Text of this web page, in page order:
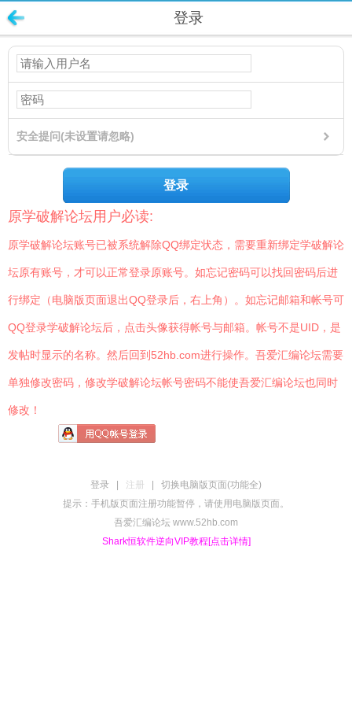
登录
安全提问(未设置请忽略)
登录
原学破解论坛用户必读:
原学破解论坛账号已被系统解除QQ绑定状态，需要重新绑定学破解论
坛原有账号，才可以正常登录原账号。如忘记密码可以找回密码后进
行绑定（电脑版页面退出QQ登录后，右上角）。如忘记邮箱和帐号可
QQ登录学破解论坛后，点击头像获得帐号与邮箱。帐号不是UID，是
发帖时显示的名称。然后回到52hb.com进行操作。吾爱汇编论坛需要
单独修改密码，修改学破解论坛帐号密码不能使吾爱汇编论坛也同时
修改！
登录 注册
切换电脑版页面(功能全)
提示：手机版页面注册功能暂停，请使用电脑版页面。
吾爱汇编论坛 www.52hb.com
Shark恒软件逆向VIP教程[点击详情]